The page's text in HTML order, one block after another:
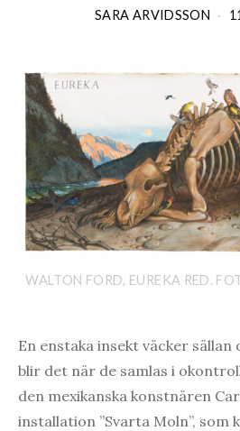
SARA ARVIDSSON
WALTON FORD, EUREKA RED.
En enstaka insekt väcker sällan
blir det när de samlas i
den mexikanska konstnären
installation ”Svarta Moln”, som